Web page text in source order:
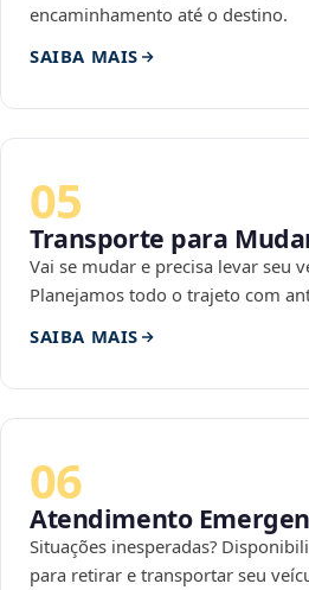
encaminhamento até o destino.
SAIBA MAIS
05
Transporte para
Vai se mudar e precisa levar seu
Planejamos todo o trajeto com
SAIBA MAIS
06
Atendimento
Situações inesperadas?
para retirar e transportar seu